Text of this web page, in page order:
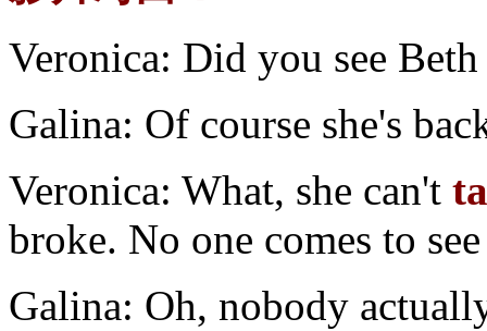
Veronica: Did you see
Galina: Of course she's
Veronica: What, she can't
broke. No one comes to
Galina: Oh, nobody